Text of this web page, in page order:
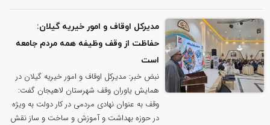
مدیرکل اوقاف و امور خیریه گیلان:
حفاظت از وقف وظیفه همه مردم جامعه
است
نبض خبر: مدیرکل اوقاف و امور خیریه گیلان در
همایش یاوران وقف شهرستان لاهیجان گفت:
وقف به عنوان نهادی مردمی در کار دولت به ویژه
در حوزه بهداشت و آموزش و ساخت و ساز نقش